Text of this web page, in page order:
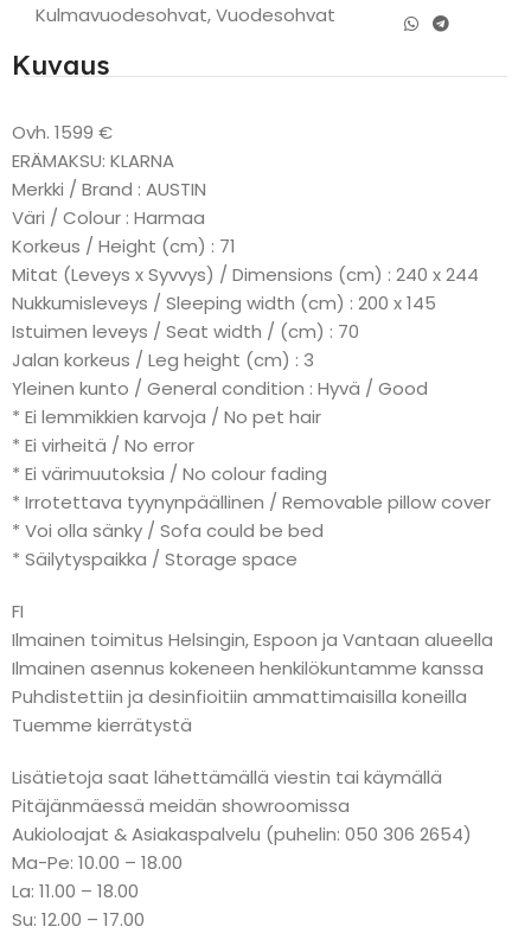
Kulmavuodesohvat,Vuodesohvat
Kuvaus
Ovh. 1599 €
ERÄMAKSU: KLARNA
Merkki / Brand : AUSTIN
Väri / Colour : Harmaa
Korkeus / Height (cm) : 71
Mitat (Leveys x Syvvys) / Dimensions (cm) : 240 x 244
Nukkumisleveys / Sleeping width (cm) : 200 x 145
Istuimen leveys / Seat width / (cm) : 70
Jalan korkeus / Leg height (cm) : 3
Yleinen kunto / General condition : Hyvä / Good
* Ei lemmikkien karvoja / No pet hair
* Ei virheitä / No error
* Ei värimuutoksia / No colour fading
* Irrotettava tyynynpäällinen / Removable pillow cover
* Voi olla sänky / Sofa could be bed
* Säilytyspaikka / Storage space
FI
Ilmainen toimitus Helsingin, Espoon ja Vantaan alueella
Ilmainen asennus kokeneen henkilökuntamme kanssa
Puhdistettiin ja desinfioitiin ammattimaisilla koneilla
Tuemme kierrätystä
Lisätietoja saat lähettämällä viestin tai käymällä
Pitäjänmäessä meidän showroomissa
Aukioloajat & Asiakaspalvelu (puhelin: 050 306 2654)
Ma-Pe: 10.00 – 18.00
La: 11.00 – 18.00
Su: 12.00 – 17.00